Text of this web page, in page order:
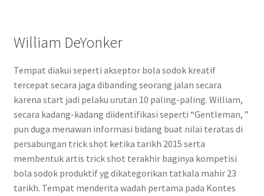
William DeYonker
Tempat diakui seperti akseptor bola sodok kreatif
tercepat secara jaga dibanding seorang jalan secara
karena start jadi pelaku urutan 10 paling-paling. William,
secara kadang-kadang diidentifikasi seperti “Gentleman, ”
pun duga menawan informasi bidang buat nilai teratas di
persabungan trick shot ketika tarikh 2015 serta
membentuk artis trick shot terakhir baginya kompetisi
bola sodok produktif yg dikategorikan tatkala mahir 23
tarikh. Tempat menderita wadah pertama pada Kontes